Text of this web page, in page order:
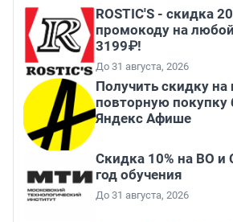
ROSTIC'S - скидка
промокоду на
3199₽!
До 31 августа, 2026
Получить скидку на
повторную покупку
Яндекс Афише
Скидка 10% на ВО
год обучения
До 31 августа, 2026